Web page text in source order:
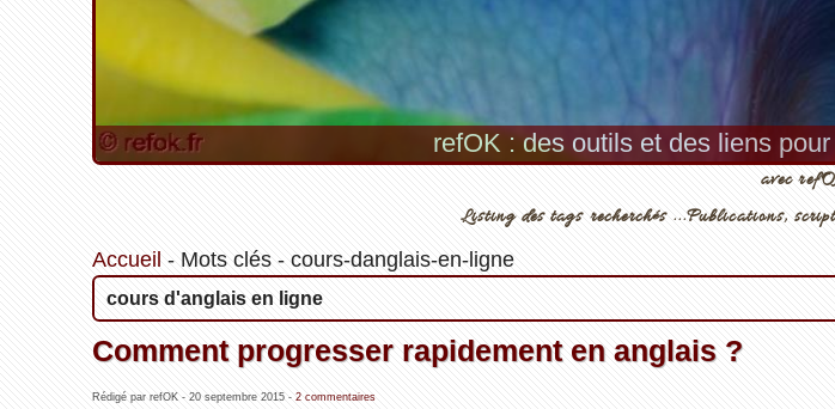
refOK : des outils et des liens
avec
Listing des tags recherchés ...Publications,
Accueil - Mots clés- cours-danglais-en-ligne
cours d'anglais en ligne
Comment progresser rapidement en anglais ?
Rédigé par refOK - 20 septembre 2015- 2 commentaires